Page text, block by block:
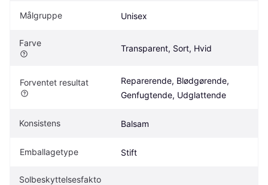
Målgruppe Unisex
Farve
Transparent, Sort, Hvid
Forventet resultat
Reparerende, Blødgørende,
Genfugtende, Udglattende
Konsistens Balsam
Emballagetype Stift
Solbeskyttelsesfakto